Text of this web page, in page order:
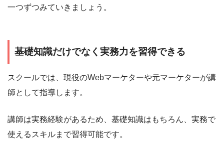
一つずつみていきましょう。
基礎知識だけでなく実務力を習得できる
スクールでは、現役のWebマーケターや元マーケターが講
師として指導します。
講師は実務経験があるため、基礎知識はもちろん、実務で
使えるスキルまで習得可能です。